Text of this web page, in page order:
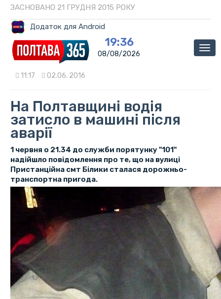
ЗАСНОВАНО 21 ГРУДНЯ 2015 РОКУ
Додаток для Android
19:36
08/08/2026
11:17 02.06. 2016
На Полтавщині водія
затисло в машині після
аварії
1 червня о 21.34 до служби порятунку "101"
надійшло повідомлення про те, що на вулиці
Пристанційна смт Білики сталася дорожньо-
транспортна пригода.